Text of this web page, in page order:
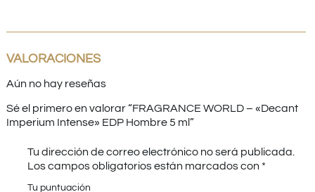
VALORACIONES
Aún no hay reseñas
Sé el primero en valorar “FRAGRANCE WORLD – «Decant
Imperium Intense» EDP Hombre 5 ml”
Tu dirección de correo electrónico no será publicada.
Los campos obligatorios están marcados con *
Tu puntuación